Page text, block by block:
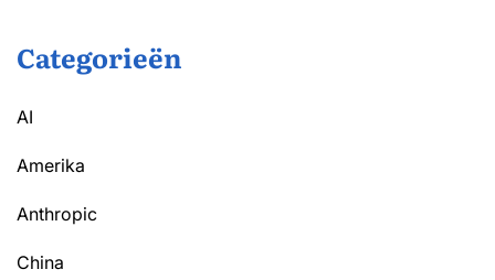
Categorieën
AI
Amerika
Anthropic
China